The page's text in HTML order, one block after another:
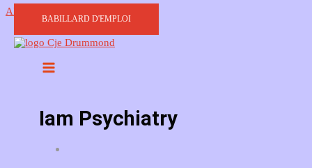
Aller au contenu
BABILLARD D'EMPLOI
Iam Psychiatry